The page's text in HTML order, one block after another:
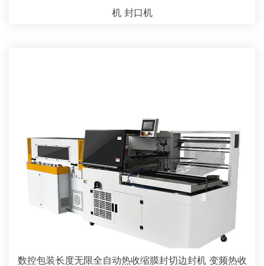
机 封口机
数控包装长度无限全自动热收缩膜封切边封机 变频热收